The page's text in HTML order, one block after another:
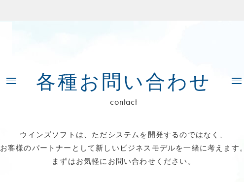
各種お問い合わせ
contact
ウインズソフトは、ただシステムを開発するのではなく、
お客様のパートナーとして新しいビジネスモデルを一緒に考えます。
まずはお気軽にお問い合わせください。